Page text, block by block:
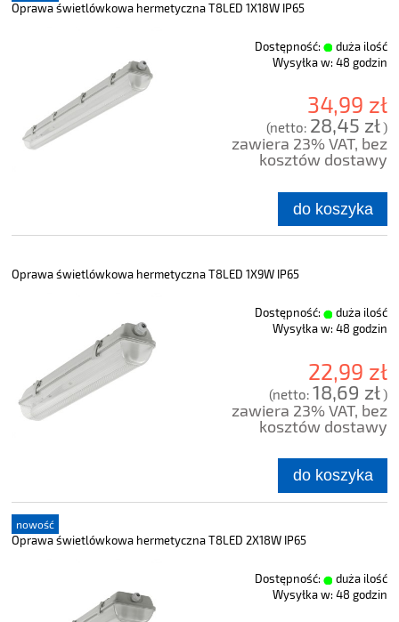
Oprawa świetlówkowa hermetyczna T8LED 1X18W IP65
Dostępność:
duża ilość
Wysyłka w: 48 godzin
34,99 zł
(netto: 28,45 zł)
zawiera 23% VAT, bez
kosztów dostawy
do koszyka
Oprawa świetlówkowa hermetyczna T8LED 1X9W IP65
Dostępność:
duża ilość
Wysyłka w: 48 godzin
22,99 zł
(netto: 18,69 zł)
zawiera 23% VAT, bez
kosztów dostawy
do koszyka
Oprawa świetlówkowa hermetyczna T8LED 2X18W IP65
Dostępność:
duża ilość
Wysyłka w: 48 godzin
nowość